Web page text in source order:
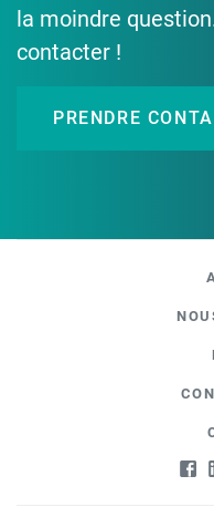
la moindre
contacter !
PRENDRE